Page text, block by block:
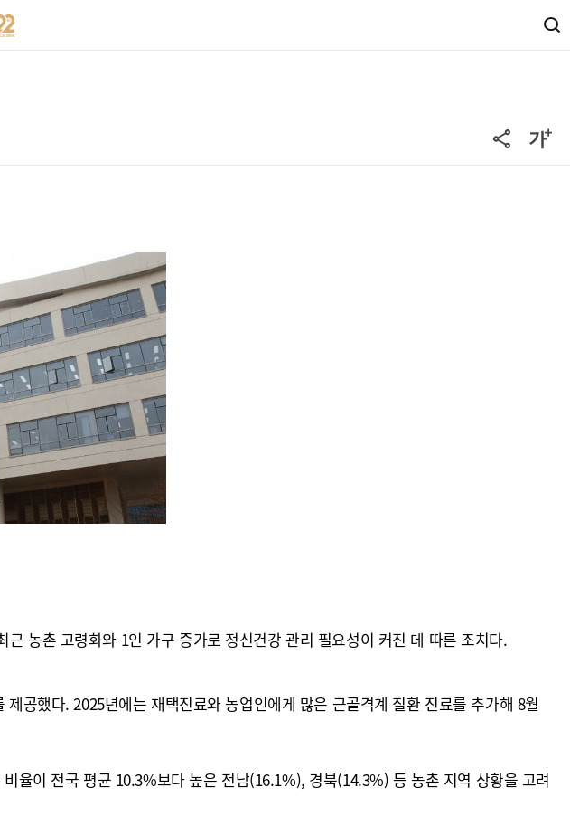
농촌 고령화와 1인 가구 증가로 정신건강 관리 필요성이 커진 데 따른 조치다.
공했다. 2025년에는 재택진료와 농업인에게 많은 근골격계 질환 진료를 추가해 8월
율이 전국 평균 10.3%보다 높은 전남(16.1%), 경북(14.3%) 등 농촌 지역 상황을 고려